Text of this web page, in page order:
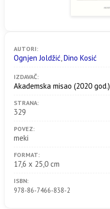
AUTORI:
Ognjen Joldžić,Dino Kosić
IZDAVAČ:
Akademska misao (2020 god.)
STRANA:
329
POVEZ:
meki
FORMAT:
17,6 x 25,0 cm
ISBN:
978-86-7466-838-2